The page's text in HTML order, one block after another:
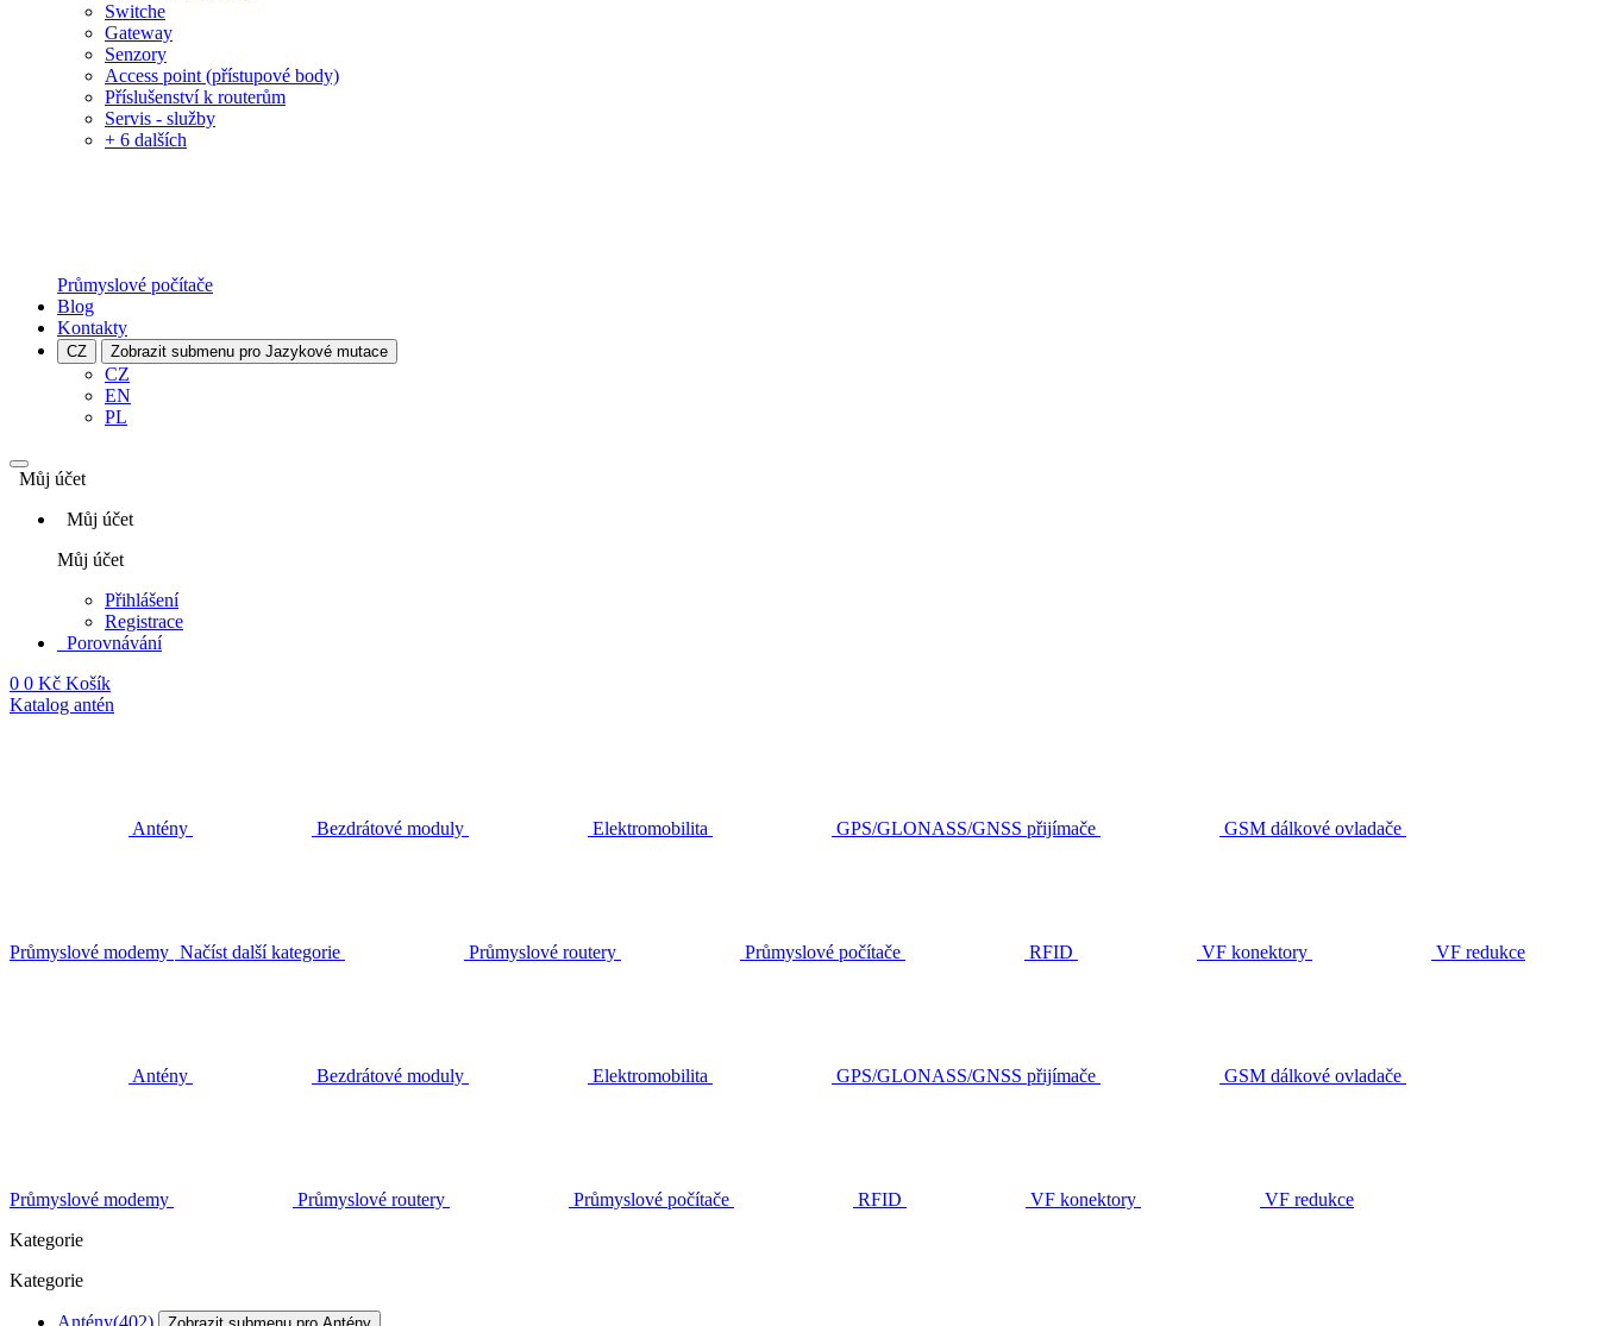
Switche
Gateway
Senzory
Access point (přístupové body)
Příslušenství k routerům
Servis - služby
+ 6 dalších
Průmyslové počítače
Blog
Kontakty
CZ Zobrazit submenu pro Jazykové mutace
CZ
EN
PL
Můj účet
Můj účet
Můj účet
Přihlášení
Registrace
Porovnávání
0 0 Kč Košík
Katalog antén
Antény Bezdrátové moduly Elektromobilita GPS/GLONASS/GNSS přijímače GSM dálkové ovladače
Průmyslové modemy Načíst další kategorie Průmyslové routery Průmyslové počítače RFID VF konektory VF redukce
Antény Bezdrátové moduly Elektromobilita GPS/GLONASS/GNSS přijímače GSM dálkové ovladače
Průmyslové modemy Průmyslové routery Průmyslové počítače RFID VF konektory
VF redukce
Kategorie
Kategorie
Antény(402)